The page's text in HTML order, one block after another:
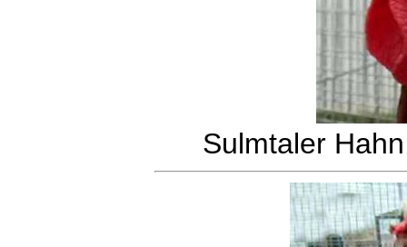
Sulmtaler